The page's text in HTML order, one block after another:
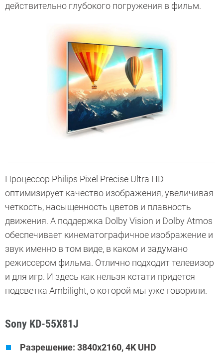
действительно глубокого погружения в фильм.
Процессор Philips Pixel Precise Ultra HD
оптимизирует качество изображения, увеличивая
четкость, насыщенность цветов и плавность
движения. А поддержка Dolby Vision и Dolby Atmos
обеспечивает кинематографичное изображение и
звук именно в том виде, в каком и задумано
режиссером фильма. Отлично подходит телевизор
и для игр. И здесь как нельзя кстати придется
подсветка Ambilight, о которой мы уже говорили.
Sony KD-55X81J
Разрешение: 3840x2160, 4K UHD